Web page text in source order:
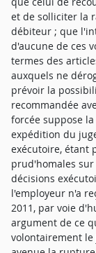
et de solliciter la
débiteur ; que
d'aucune de ces
termes des
auxquels ne
prévoir la
recommandée
forcée suppose
expédition du
exécutoire, étant
prud'homales
décisions
l'employeur n'a
2011, par voie
argument de ce
volontairement